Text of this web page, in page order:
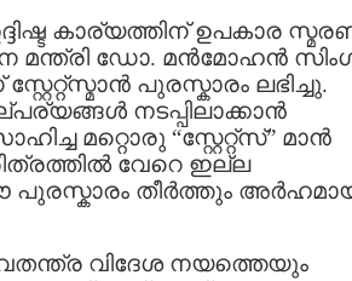
കാര്യത്തിന് ഉപകാര
മന്ത്രി ഡോ. മന്‍മോഹന്‍
പുരസ്കാരം ലഭിച്ചു.
നടപ്പിലാക്കാന്‍
മറ്റൊരു “സ്റ്റേറ്റ്സ്” മാന്‍
വേറെ ഇല്ല
തീര്‍ത്തും
വിദേശ നയത്തെയും